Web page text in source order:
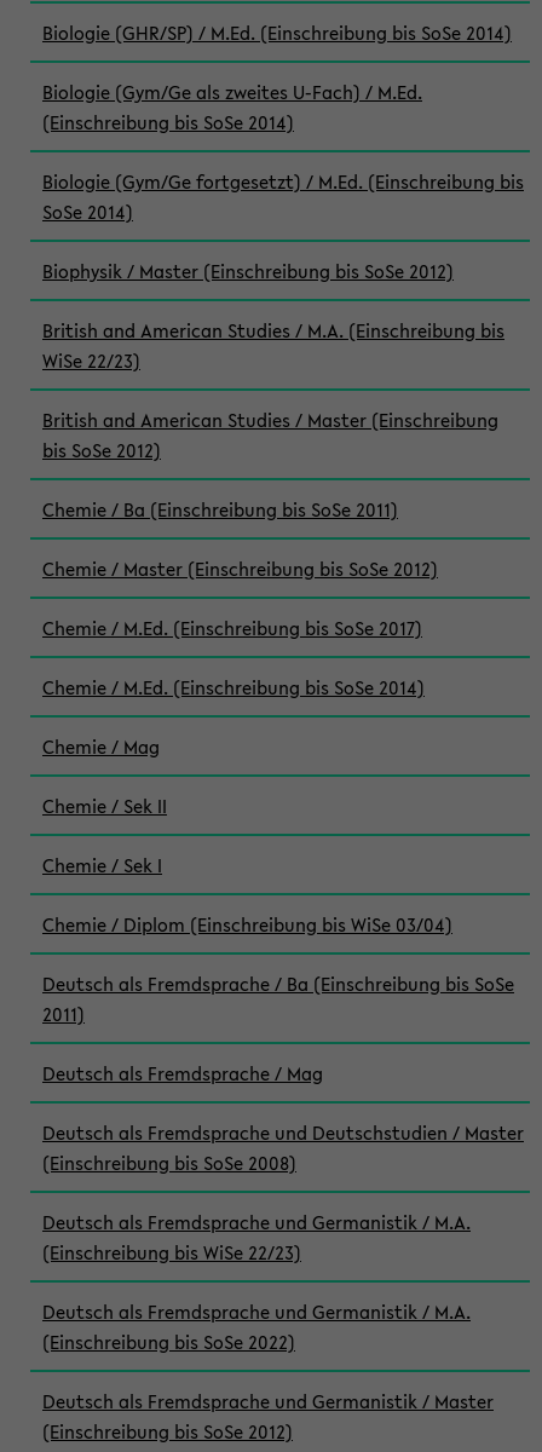
Biologie (GHR/SP) / M.Ed. (Einschreibung bis SoSe 2014)
Biologie (Gym/Ge als zweites U-Fach) / M.Ed.
(Einschreibung bis SoSe 2014)
Biologie (Gym/Ge fortgesetzt) / M.Ed. (Einschreibung bis
SoSe 2014)
Biophysik / Master (Einschreibung bis SoSe 2012)
British and American Studies / M.A. (Einschreibung bis
WiSe 22/23)
British and American Studies / Master (Einschreibung
bis SoSe 2012)
Chemie / Ba (Einschreibung bis SoSe 2011)
Chemie / Master (Einschreibung bis SoSe 2012)
Chemie / M.Ed. (Einschreibung bis SoSe 2017)
Chemie / M.Ed. (Einschreibung bis SoSe 2014)
Chemie / Mag
Chemie / Sek II
Chemie / Sek I
Chemie / Diplom (Einschreibung bis WiSe 03/04)
Deutsch als Fremdsprache / Ba (Einschreibung bis SoSe
2011)
Deutsch als Fremdsprache / Mag
Deutsch als Fremdsprache und Deutschstudien / Master
(Einschreibung bis SoSe 2008)
Deutsch als Fremdsprache und Germanistik / M.A.
(Einschreibung bis WiSe 22/23)
Deutsch als Fremdsprache und Germanistik / M.A.
(Einschreibung bis SoSe 2022)
Deutsch als Fremdsprache und Germanistik / Master
(Einschreibung bis SoSe 2012)